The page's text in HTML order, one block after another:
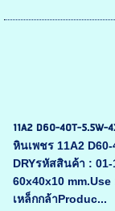
11A2 D60-40T-5.5W-
หินเพชร 11A2 D60-
DRYรหัสสินค้า :
60x40x10
เหล็กกล้าProduc...